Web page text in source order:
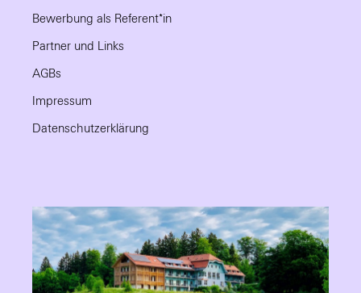
Bewerbung als Referent*in
Partner und Links
AGBs
Impressum
Datenschutzerklärung